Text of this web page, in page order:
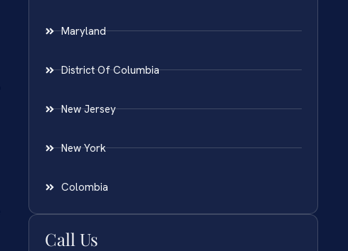
Maryland
District Of Columbia
New Jersey
New York
Colombia
Call Us